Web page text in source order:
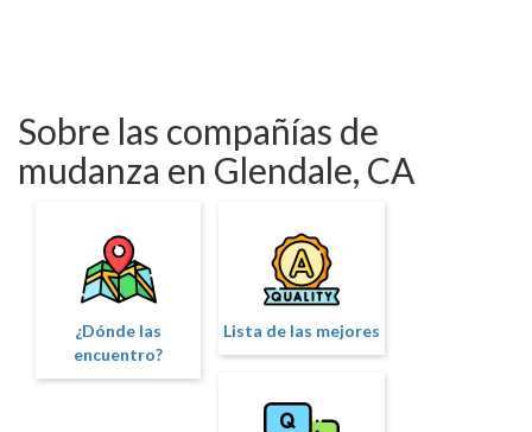
Sobre las compañías de
mudanza en Glendale, CA
¿Dónde las
encuentro?
Lista de las mejores